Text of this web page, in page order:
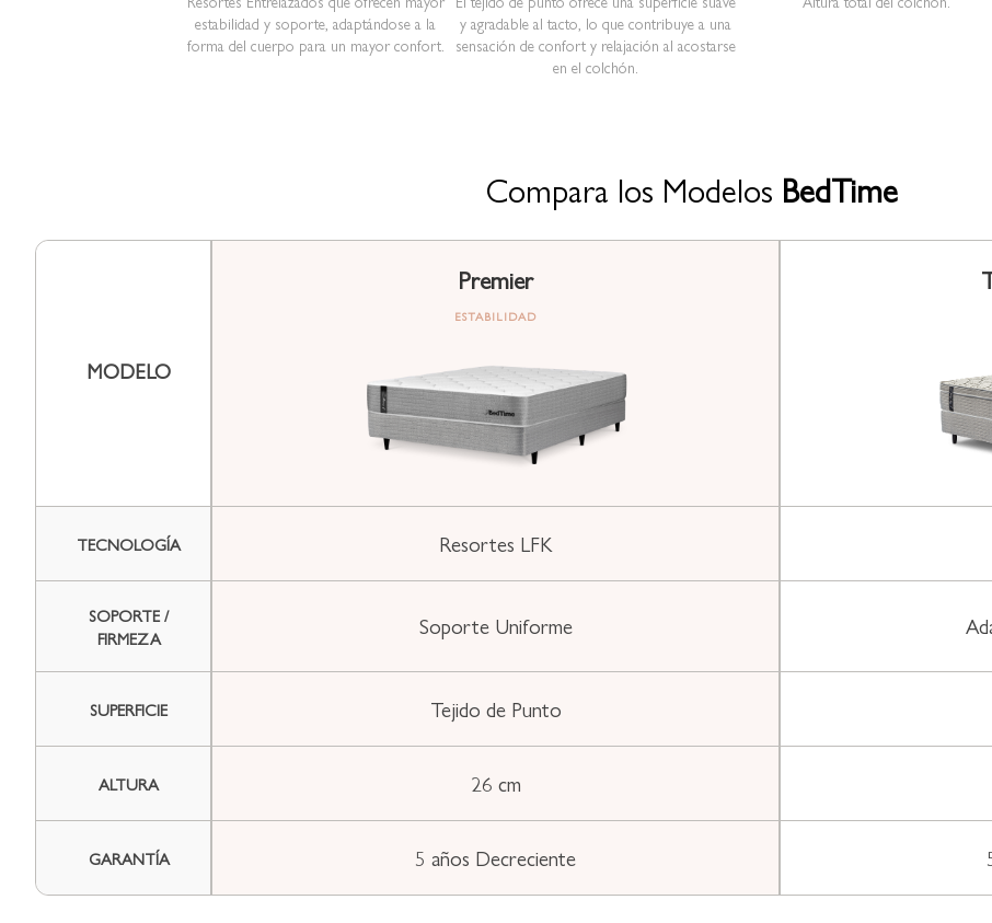
estabilidad y soporte, adaptándose a la
forma del cuerpo para un mayor confort.
y agradable al tacto, lo que contribuye a una
sensación de confort y relajación al acostarse
en el colchón.
Compara los Modelos BedTime
MODELO
Premier
ESTABILIDAD
TECNOLOGÍA Resortes LFK
SOPORTE /
FIRMEZA
Soporte Uniforme
SUPERFICIE Tejido de Punto
ALTURA 26 cm
GARANTÍA 5 años Decreciente